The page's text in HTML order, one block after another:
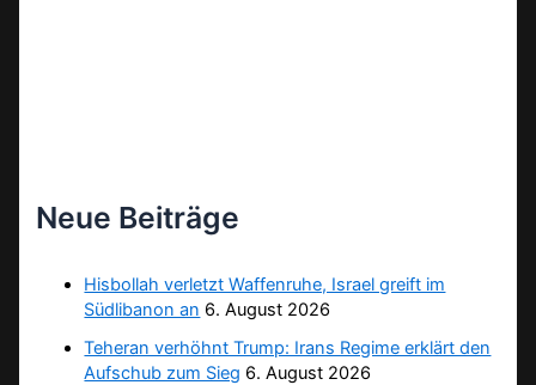
Neue Beiträge
Hisbollah verletzt Waffenruhe, Israel greift im
Südlibanon an 6. August 2026
Teheran verhöhnt Trump: Irans Regime erklärt den
Aufschub zum Sieg 6. August 2026